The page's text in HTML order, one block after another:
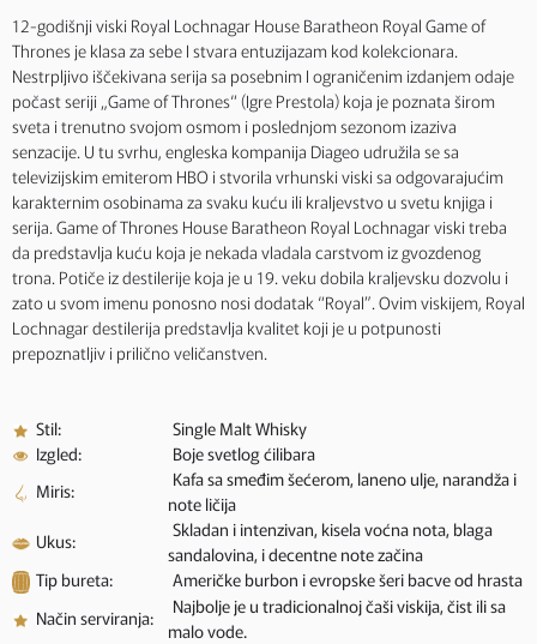
12-godišnji viski Royal Lochnagar House Baratheon Royal Game of
Thrones je klasa za sebe I stvara entuzijazam kod kolekcionara.
Nestrpljivo iščekivana serija sa posebnim I ograničenim izdanjem odaje
počast seriji „Game of Thrones“ (Igre Prestola) koja je poznata širom
sveta i trenutno svojom osmom i poslednjom sezonom izaziva
senzacije. U tu svrhu, engleska kompanija Diageo udružila se sa
televizijskim emiterom HBO i stvorila vrhunski viski sa odgovarajućim
karakternim osobinama za svaku kuću ili kraljevstvo u svetu knjiga i
serija. Game of Thrones House Baratheon Royal Lochnagar viski treba
da predstavlja kuću koja je nekada vladala carstvom iz gvozdenog
trona. Potiče iz destilerije koja je u 19. veku dobila kraljevsku dozvolu i
zato u svom imenu ponosno nosi dodatak “Royal”. Ovim viskijem, Royal
Lochnagar destilerija predstavlja kvalitet koji je u potpunosti
prepoznatljiv i prilično veličanstven.
Stil:
Single Malt Whisky
Izgled:
Boje svetlog ćilibara
Miris:
Kafa sa smeđim šećerom, laneno ulje, narandža i
note ličija
Ukus:
Skladan i intenzivan, kisela voćna nota, blaga
sandalovina, i decentne note začina
Tip bureta:
Američke burbon i evropske šeri bacve od hrasta
Način serviranja:
Najbolje je u tradicionalnoj čaši viskija, čist ili sa
malo vode.